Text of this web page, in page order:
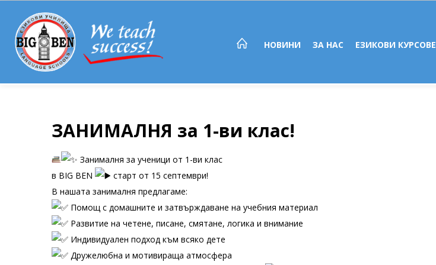
НОВИНИ ЗА НАС ЕЗИКОВИ КУРСОВЕ
ЗАНИМАЛНЯ за 1-ви клас!
Занималня за ученици от 1-ви клас
в BIG BEN
старт от 15 септември!
В нашата занималня предлагаме:
Помощ с домашните и затвърждаване на учебния материал
Развитие на четене, писане, смятане, логика и внимание
Индивидуален подход към всяко дете
Дружелюбна и мотивираща атмосфера